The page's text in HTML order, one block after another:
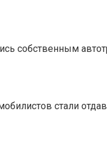
собственным
стали